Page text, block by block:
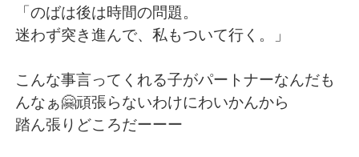
「のばは後は時間の問題。
迷わず突き進んで、私もついて行く。」
こんな事言ってくれる子がパートナーなんだも
んなぁ🤗頑張らないわけにわいかんから
踏ん張りどころだーーー